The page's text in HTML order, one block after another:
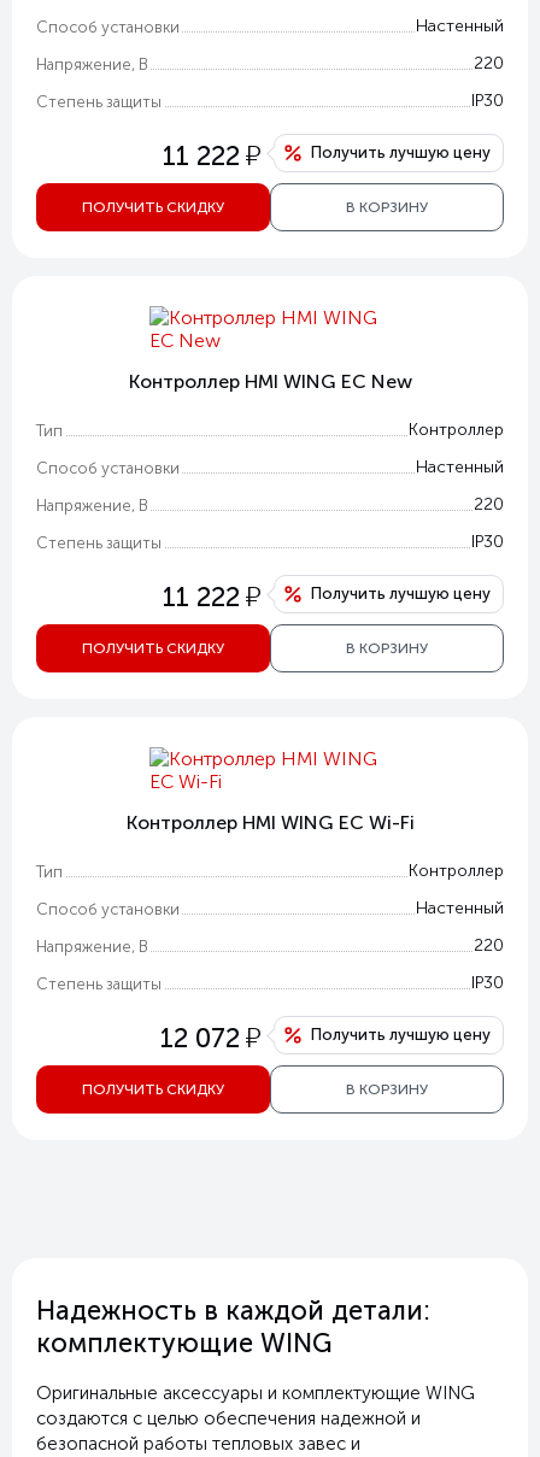
Способ установки Настенный
Напряжение, В 220
Степень защиты IP30
11 222 у Получить лучшую цену
ПОЛУЧИТЬ СКИДКУ В КОРЗИНУ
Контроллер HMI WING EC New
Тип Контроллер
Способ установки Настенный
Напряжение, В 220
Степень защиты IP30
11 222 у Получить лучшую цену
ПОЛУЧИТЬ СКИДКУ В КОРЗИНУ
Контроллер HMI WING EC Wi-Fi
Тип Контроллер
Способ установки Настенный
Напряжение, В 220
Степень защиты IP30
12 072 у Получить лучшую цену
ПОЛУЧИТЬ СКИДКУ В КОРЗИНУ
Надежность в каждой детали:
комплектующие WING
Оригинальные аксессуары и комплектующие WING
создаются с целью обеспечения надежной и
безопасной работы тепловых завес и